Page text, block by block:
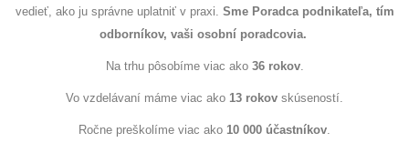
vedieť, ako ju správne uplatniť v praxi. Sme Poradca podnikateľa, tím
odborníkov, vaši osobní poradcovia.
Na trhu pôsobíme viac ako 36 rokov.
Vo vzdelávaní máme viac ako 13 rokov skúseností.
Ročne preškolíme viac ako 10 000 účastníkov